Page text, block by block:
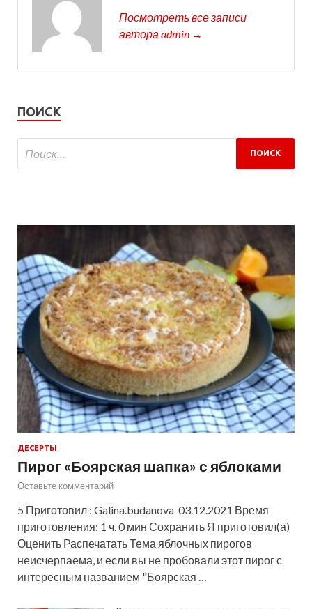
Посмотреть все записи
автора admin →
ПОИСК
ДЕСЕРТЫ
Пирог «Боярская шапка» с яблоками
Оставьте комментарий
5 Приготовил : Galina.budanova 03.12.2021 Время
приготовления: 1 ч. 0 мин Сохранить Я приготовил(а)
Оценить Распечатать Тема яблочных пирогов
неисчерпаема, и если вы не пробовали этот пирог с
интересным названием "Боярская …